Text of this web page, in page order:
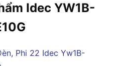
Idec YW1B-